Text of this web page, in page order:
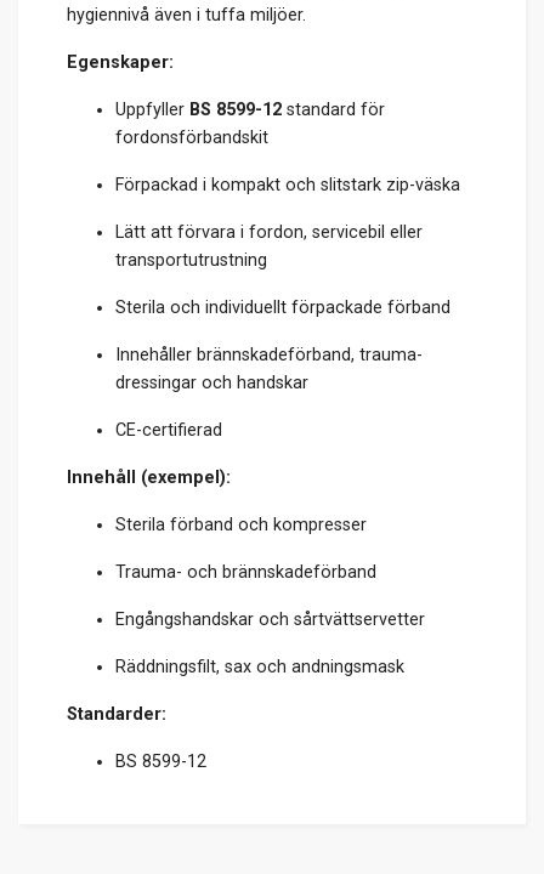
hygiennivå även i tuffa miljöer.
Egenskaper:
Uppfyller BS 8599-12 standard för
fordonsförbandskit
Förpackad i kompakt och slitstark zip-väska
Lätt att förvara i fordon, servicebil eller
transportutrustning
Sterila och individuellt förpackade förband
Innehåller brännskadeförband, trauma-
dressingar och handskar
CE-certifierad
Innehåll (exempel):
Sterila förband och kompresser
Trauma- och brännskadeförband
Engångshandskar och sårtvättservetter
Räddningsfilt, sax och andningsmask
Standarder:
BS 8599-12